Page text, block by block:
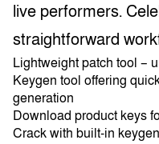
live performers.
straightforward
Lightweight patch tool –
Keygen tool offering
generation
Download product keys
Crack with built-in